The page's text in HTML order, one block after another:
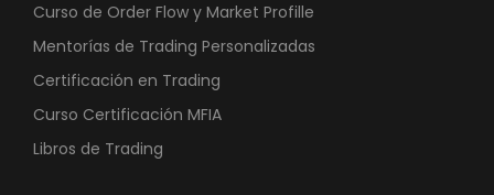
Curso de Order Flow y Market Profille
Mentorías de Trading Personalizadas
Certificación en Trading
Curso Certificación MFIA
Libros de Trading